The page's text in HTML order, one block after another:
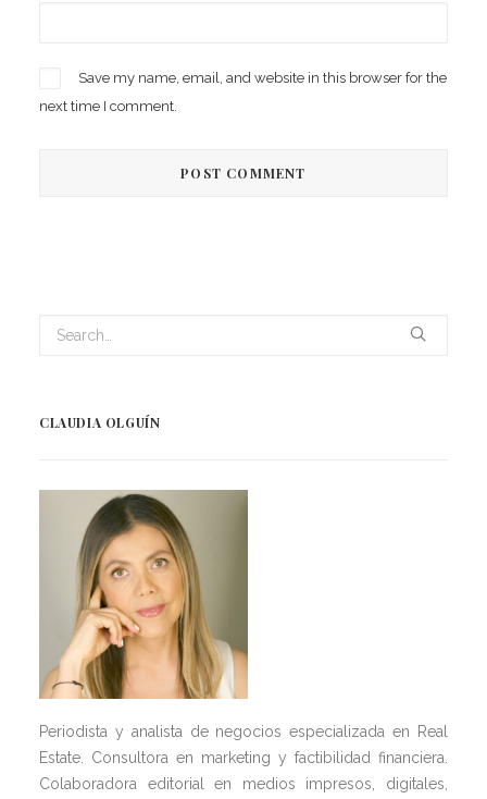
Save my name, email, and website in this browser for the
next time I comment.
CLAUDIA OLGUÍN
Periodista y analista de negocios especializada en Real
Estate. Consultora en marketing y factibilidad financiera.
Colaboradora editorial en medios impresos, digitales,